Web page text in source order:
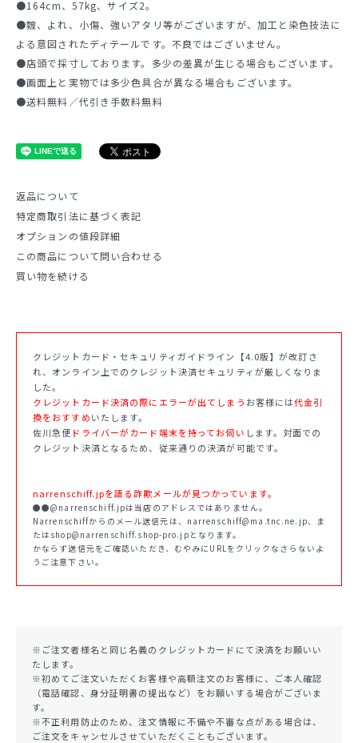
●164cm、57kg、サイズ2。
●皴、よれ、小傷、強いアタリ等がございますが、加工と染色技法に
よる意図されたディテールです。不良ではございません。
●店頭で採寸しております。多少の差異が生じる場合もございます。
●画面上と実物では多少色具合が異なる場合もございます。
●送料無料／代引き手数料無料
返品について
特定商取引法に基づく表記
オプションの値段詳細
この商品について問い合わせる
買い物を続ける
クレジットカード・セキュリティガイドライン【4.0版】が改訂さ
れ、オンライン上でのクレジット決済セキュリティが厳しくなりま
した。
クレジットカード決済の際にエラーが出てしまう お客様には代金引
換をおすすめいたします。
佐川急便 ドライバーがカード端末を持ってお伺い します。対面での
クレジット決済となるため、従来通りの決済が可能です。
narrenschiff.jpを語る詐欺メールが見つかっています。
●●@narrenschiff.jpは当店のアドレスではありません。
Narrenschiffからのメール送信元は、narrenschiff@ma.tnc.ne.jp、ま
たはshop@narrenschiff.shop-pro.jpとなります。
かならず送信元をご確認いただき、むやみにURLをクリックなさらないよ
うご注意下さい。
※ご注文者様名と同じ名義のクレジットカードにて決済をお願いい
たします。
※初めてご注文いただくお客様や高額注文のお客様に、ご本人確認
（電話確認、身分証明書の提出など）をお願いする場合がございま
す。
※不正利用防止のため、注文情報に不備や不審な点がある場合は、
ご注文をキャンセルさせていただくこともございます。